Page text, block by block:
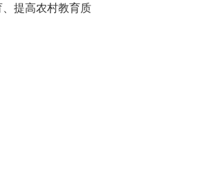
提高农村教育质